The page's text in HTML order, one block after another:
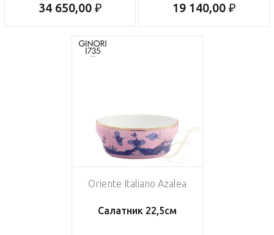
34 650,00 ₽ 19 140,00 ₽
Oriente Italiano Azalea
Салатник 22,5см